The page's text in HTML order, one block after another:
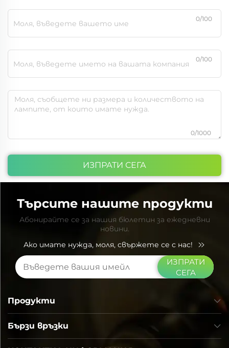
0/100
0/100
0/1000
ИЗПРАТИ СЕГА
Търсите нашите продукти
Абонирайте се за нашия бюлетин за ежедневни
новини.
Ако имате нужда, моля, свържете се с нас!
ИЗПРАТИ
СЕГА
Бързи връзки
Продукти